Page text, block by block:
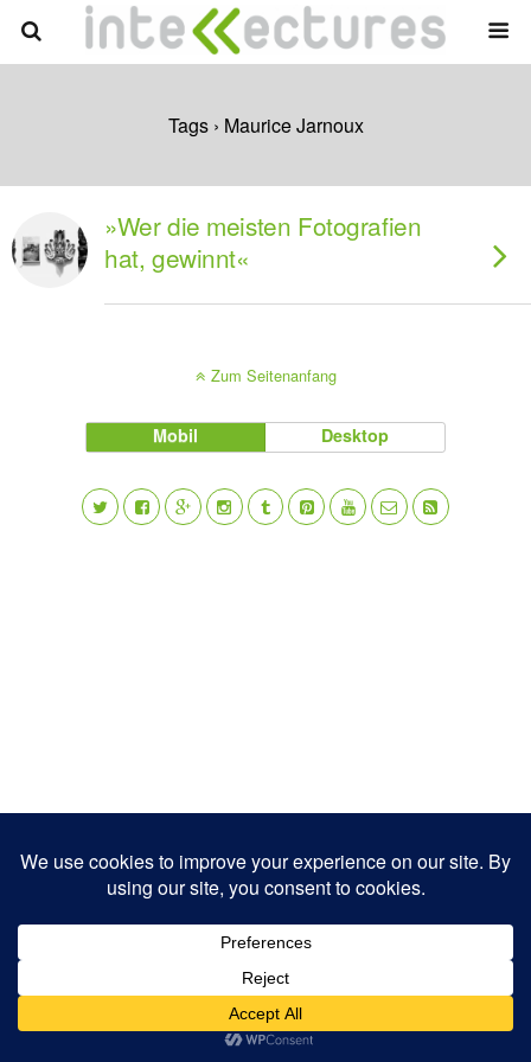
Tags › Maurice Jarnoux
»Wer die meisten Fotografien
hat, gewinnt«
Zum Seitenanfang
Mobil Desktop